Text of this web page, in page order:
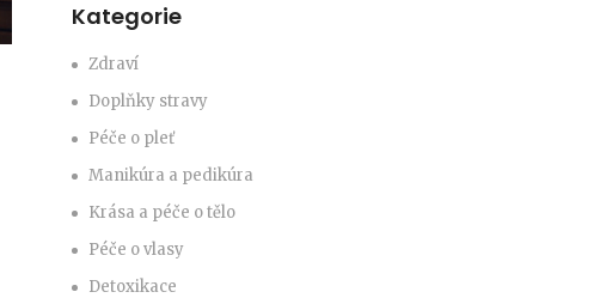
Kategorie
Zdraví
Doplňky stravy
Péče o pleť
Manikúra a pedikúra
Krása a péče o tělo
Péče o vlasy
Detoxikace